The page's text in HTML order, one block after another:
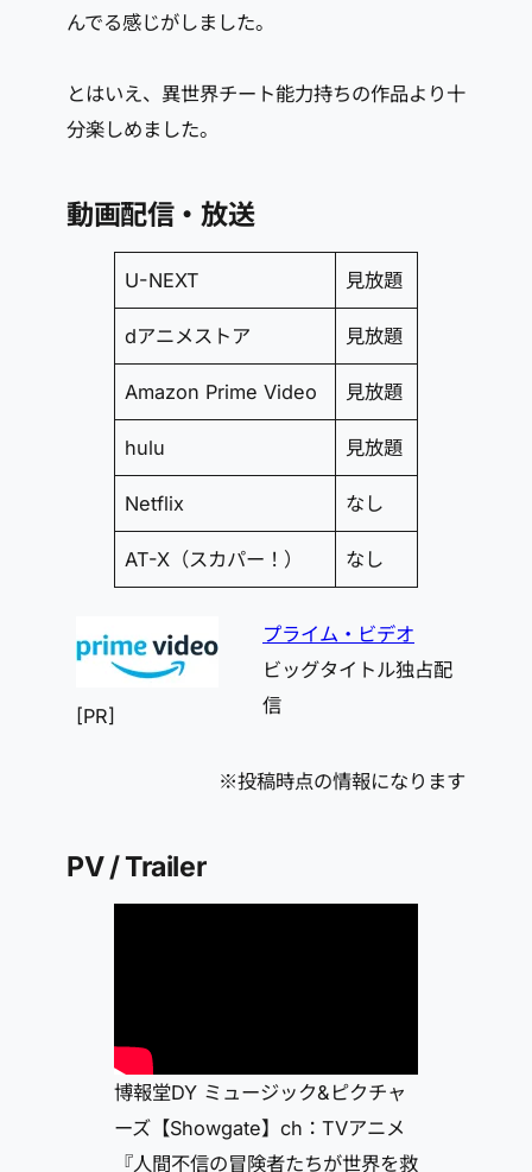
んでる感じがしました。
とはいえ、異世界チート能力持ちの作品より十
分楽しめました。
動画配信・放送
U-NEXT 見放題
dアニメストア 見放題
Amazon Prime Video 見放題
hulu 見放題
Netflix なし
AT-X（スカパー！） なし
[PR]
プライム・ビデオ
ビッグタイトル独占配
信
※投稿時点の情報になります
PV / Trailer
博報堂DY ミュージック&ピクチャ
ーズ【Showgate】ch：TVアニメ
『人間不信の冒険者たちが世界を救